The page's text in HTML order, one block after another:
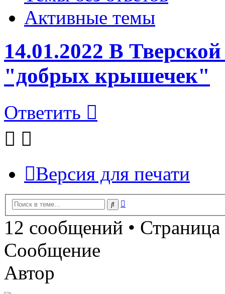
Активные темы
14.01.2022 В
"добрых крышечек"
Ответить
Версия для печати
Поиск
12 сообщений • Страница
Сообщение
Автор